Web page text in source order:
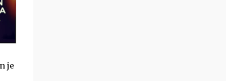
je